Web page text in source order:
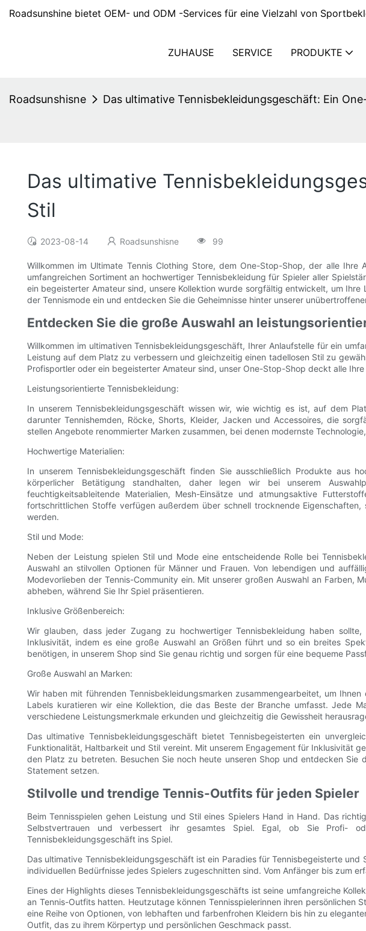
Roadsunshine bietet OEM- und ODM -Services für eine Vielzahl von
ZUHAUSE SERVICE PRODUKTE
Roadsunshisne Das ultimative Tennisbekleidungsgeschäft: Ein
Das ultimative
Stil
2023-08-14 Roadsunshisne 99
Willkommen im Ultimate Tennis Clothing Store, dem One-Stop-Shop, der alle
umfangreichen Sortiment an hochwertiger Tennisbekleidung für Spieler aller
ein begeisterter Amateur sind, unsere Kollektion wurde sorgfältig entwickelt, um
der Tennismode ein und entdecken Sie die Geheimnisse hinter unserer
Entdecken Sie die große Auswahl an
Willkommen im ultimativen Tennisbekleidungsgeschäft, Ihrer Anlaufstelle für ein
Leistung auf dem Platz zu verbessern und gleichzeitig einen tadellosen Stil zu
Profisportler oder ein begeisterter Amateur sind, unser One-Stop-Shop deckt alle
Leistungsorientierte Tennisbekleidung:
In unserem Tennisbekleidungsgeschäft wissen wir, wie wichtig es ist, auf dem
darunter Tennishemden, Röcke, Shorts, Kleider, Jacken und Accessoires, die
stellen Angebote renommierter Marken zusammen, bei denen modernste
Hochwertige Materialien:
In unserem Tennisbekleidungsgeschäft finden Sie ausschließlich Produkte aus
körperlicher Betätigung standhalten, daher legen wir bei unserem
feuchtigkeitsableitende Materialien, Mesh-Einsätze und atmungsaktive
fortschrittlichen Stoffe verfügen außerdem über schnell trocknende
werden.
Stil und Mode:
Neben der Leistung spielen Stil und Mode eine entscheidende Rolle bei
Auswahl an stilvollen Optionen für Männer und Frauen. Von lebendigen und
Modevorlieben der Tennis-Community ein. Mit unserer großen Auswahl an Farben,
abheben, während Sie Ihr Spiel präsentieren.
Inklusive Größenbereich:
Wir glauben, dass jeder Zugang zu hochwertiger Tennisbekleidung haben
Inklusivität, indem es eine große Auswahl an Größen führt und so ein breites
benötigen, in unserem Shop sind Sie genau richtig und sorgen für eine bequeme
Große Auswahl an Marken:
Wir haben mit führenden Tennisbekleidungsmarken zusammengearbeitet, um
Labels kuratieren wir eine Kollektion, die das Beste der Branche umfasst. Jede
verschiedene Leistungsmerkmale erkunden und gleichzeitig die Gewissheit
Das ultimative Tennisbekleidungsgeschäft bietet Tennisbegeisterten ein
Funktionalität, Haltbarkeit und Stil vereint. Mit unserem Engagement für Inklusivität
den Platz zu betreten. Besuchen Sie noch heute unseren Shop und entdecken
Statement setzen.
Stilvolle und trendige Tennis-Outfits für jeden Spieler
Beim Tennisspielen gehen Leistung und Stil eines Spielers Hand in Hand. Das
Selbstvertrauen und verbessert ihr gesamtes Spiel. Egal, ob Sie Profi-
Tennisbekleidungsgeschäft ins Spiel.
Das ultimative Tennisbekleidungsgeschäft ist ein Paradies für Tennisbegeisterte
individuellen Bedürfnisse jedes Spielers zugeschnitten sind. Vom Anfänger bis zum
Eines der Highlights dieses Tennisbekleidungsgeschäfts ist seine umfangreiche
an Tennis-Outfits hatten. Heutzutage können Tennisspielerinnen ihren
eine Reihe von Optionen, von lebhaften und farbenfrohen Kleidern bis hin zu
Outfit, das zu ihrem Körpertyp und persönlichen Geschmack passt.